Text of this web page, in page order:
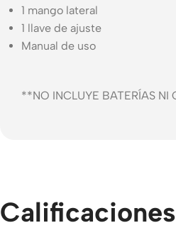
1 mango lateral
1 llave de ajuste
Manual de uso
**NO INCLUYE BATERÍAS NI